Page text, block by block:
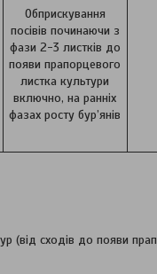
Обприскування
посівів починаючи з
фази 2-3 листків до
появи прапорцевого
листка культури
включно, на ранніх
фазах росту бур’янів
(від сходів до появи